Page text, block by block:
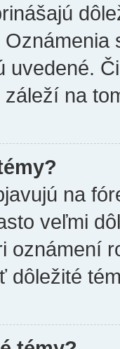
uvedené.
na
na
veľmi
oznámení
dôležité